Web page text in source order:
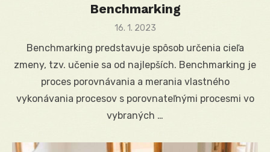
Benchmarking
Posted
16. 1. 2023
Benchmarking predstavuje spôsob určenia cieľa
zmeny, tzv. učenie sa od najlepších. Benchmarking je
proces porovnávania a merania vlastného
vykonávania procesov s porovnateľnými procesmi vo
vybraných …